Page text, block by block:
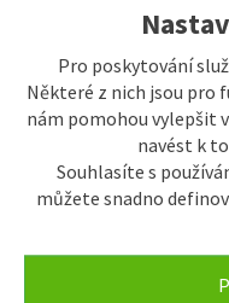
Pro poskytování
Některé z nich jsou pro
nám pomohou vylepšit
navést k
Souhlasíte s
můžete snadno
SKLADEM